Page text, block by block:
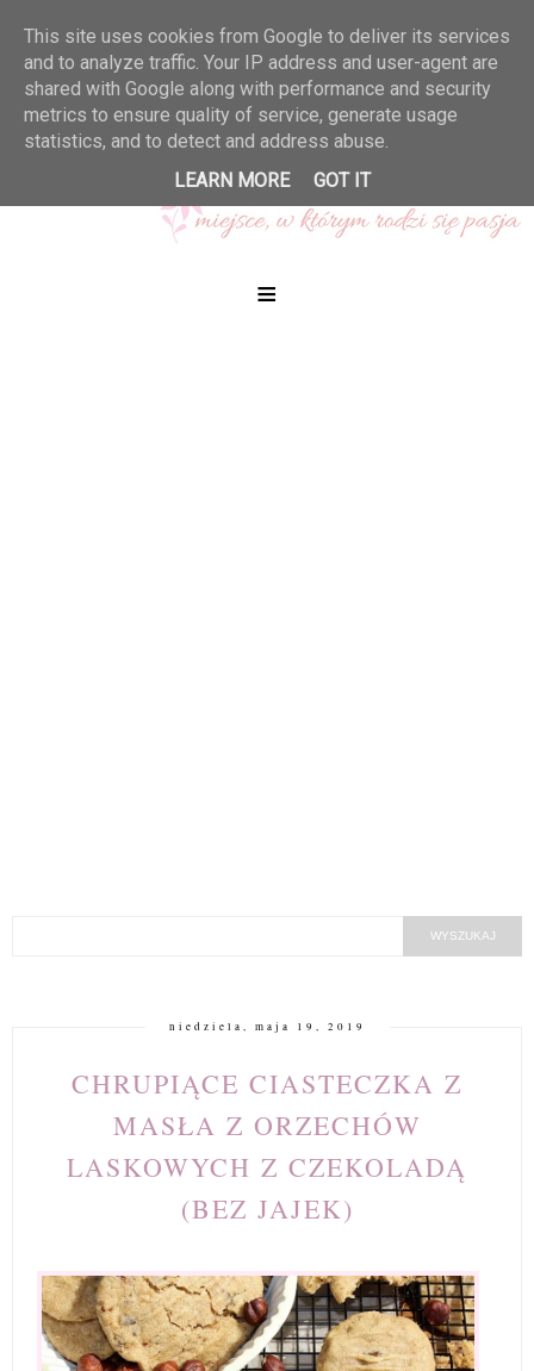
≡
niedziela, maja 19, 2019
CHRUPIĄCE CIASTECZKA Z
MASŁA Z ORZECHÓW
LASKOWYCH Z CZEKOLADĄ
(BEZ JAJEK)
This site uses cookies from Google to deliver its services
and to analyze traffic. Your IP address and user-agent are
shared with Google along with performance and security
metrics to ensure quality of service, generate usage
statistics, and to detect and address abuse.
LEARN MORE
GOT IT